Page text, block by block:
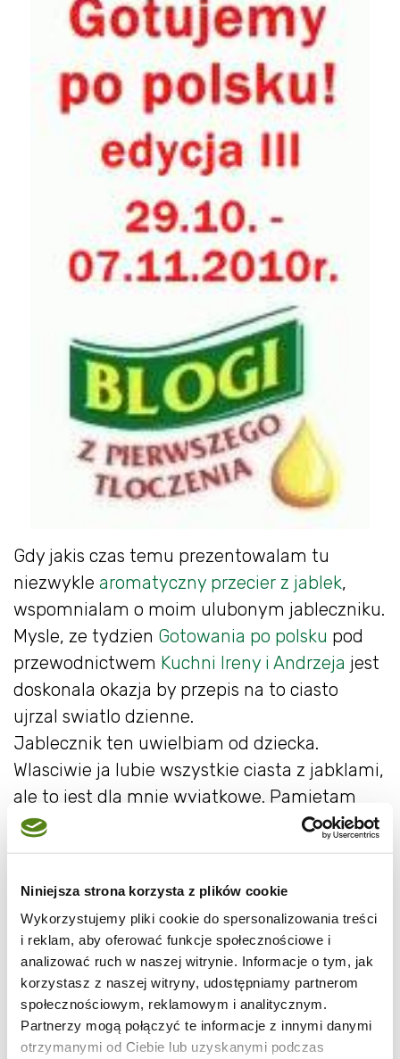
Niniejsza strona korzysta z plików cookie
Wykorzystujemy pliki cookie do spersonalizowania treści
i reklam, aby oferować funkcje społecznościowe i
analizować ruch w naszej witrynie. Informacje o tym, jak
korzystasz z naszej witryny, udostępniamy partnerom
społecznościowym, reklamowym i analitycznym.
Partnerzy mogą połączyć te informacje z innymi danymi
otrzymanymi od Ciebie lub uzyskanymi podczas
Gdy jakis czas temu prezentowalam tu
niezwykle aromatyczny przecier z jablek,
wspomnialam o moim ulubonym jableczniku.
Mysle, ze tydzien Gotowania po polsku pod
przewodnictwem Kuchni Ireny i Andrzeja jest
doskonala okazja by przepis na to ciasto
ujrzal swiatlo dzienne.
Jablecznik ten uwielbiam od dziecka.
Wlasciwie ja lubie wszystkie ciasta z jabklami,
ale to jest dla mnie wyjatkowe. Pamietam
gdy jako mala dziewczynka pomagalam
Mamie przygotowac ciasto. Zawsze
wykladalam na blache i gladzilam by nie bylo
nierownosci. A potem przychodzila chwila, na
ktora czekalam najbardziej, czyli nakladanie
warstwy jablek. Mama zawsze karcila mnie,
ze wszystko wyjem i do ciasta napewno ich
zabraknie.